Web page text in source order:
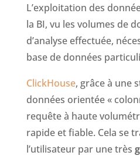
L’exploitation des
la BI, vu les volumes de
d’analyse effectuée,
base de données
ClickHouse, grâce à une
données orientée «
requête à haute
rapide et fiable. Cela se
l’utilisateur par une très